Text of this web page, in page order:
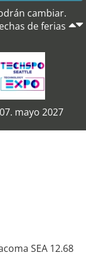
cambiar.
de ferias
mayo 2027
SEA 12.68